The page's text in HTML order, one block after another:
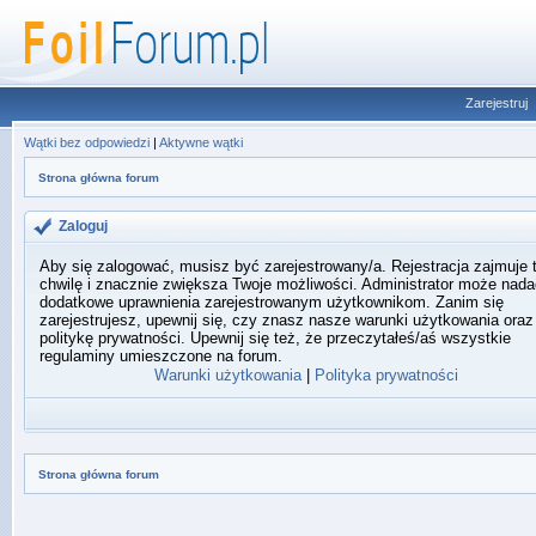
Zarejestruj
Wątki bez odpowiedzi | Aktywne wątki
Strona główna forum
Zaloguj
Aby się zalogować, musisz być zarejestrowany/a. Rejestracja zajmuje
chwilę i znacznie zwiększa Twoje możliwości. Administrator może
dodatkowe uprawnienia zarejestrowanym użytkownikom. Zanim się
zarejestrujesz, upewnij się, czy znasz nasze warunki użytkowania oraz
politykę prywatności. Upewnij się też, że przeczytałeś/aś wszystkie
regulaminy umieszczone na forum.
Warunki użytkowania| Polityka prywatności
Strona główna forum